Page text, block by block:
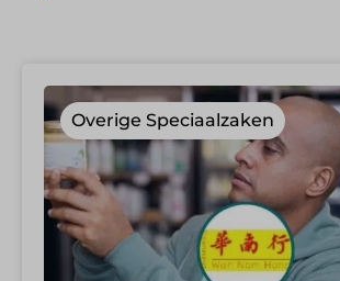
Overige Speciaalzaken